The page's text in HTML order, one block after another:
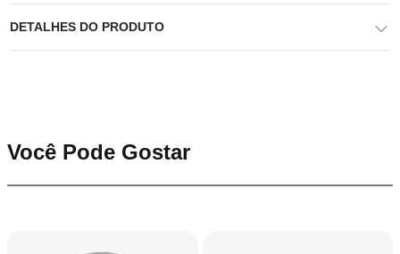
DETALHES DO PRODUTO
Você Pode Gostar